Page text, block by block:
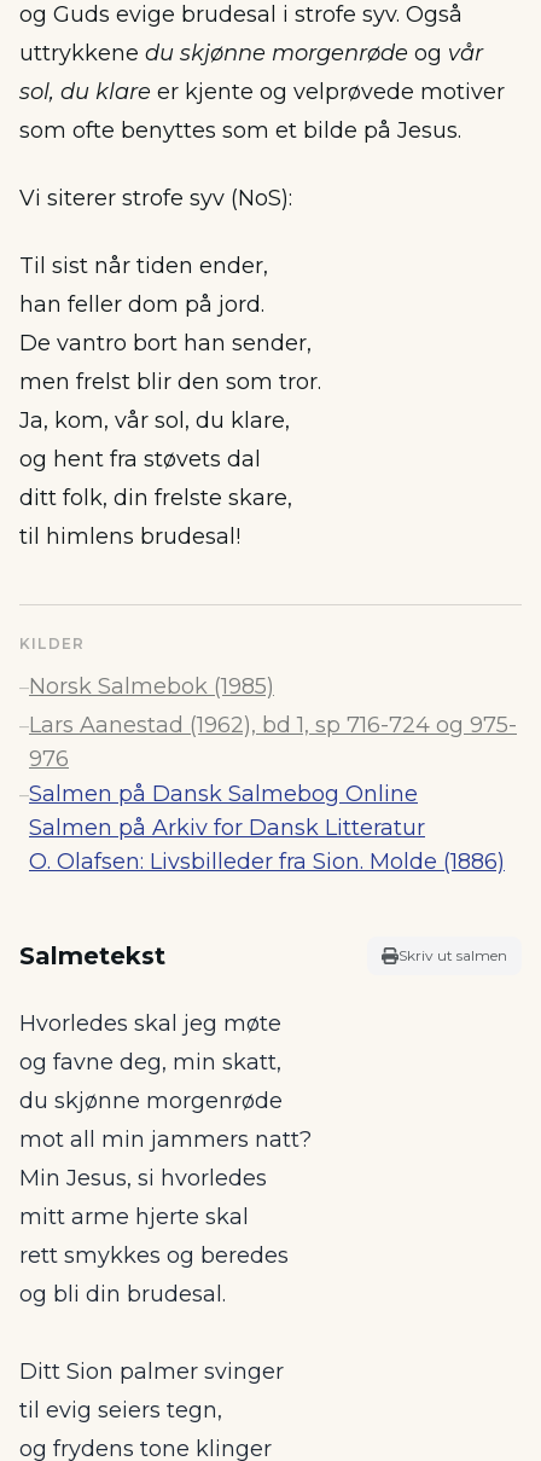
og Guds evige brudesal i strofe syv. Også
uttrykkene du skjønne morgenrøde og vår
sol, du klare er kjente og velprøvede motiver
som ofte benyttes som et bilde på Jesus.
Vi siterer strofe syv (NoS):
Til sist når tiden ender,
han feller dom på jord.
De vantro bort han sender,
men frelst blir den som tror.
Ja, kom, vår sol, du klare,
og hent fra støvets dal
ditt folk, din frelste skare,
til himlens brudesal!
KILDER
–Norsk Salmebok (1985)
–Lars Aanestad (1962), bd 1, sp 716-724 og 975-
976
–Salmen på Dansk Salmebog Online
Salmen på Arkiv for Dansk Litteratur
O. Olafsen: Livsbilleder fra Sion. Molde (1886)
Salmetekst Skriv ut salmen
Hvorledes skal jeg møte
og favne deg, min skatt,
du skjønne morgenrøde
mot all min jammers natt?
Min Jesus, si hvorledes
mitt arme hjerte skal
rett smykkes og beredes
og bli din brudesal.
Ditt Sion palmer svinger
til evig seiers tegn,
og frydens tone klinger